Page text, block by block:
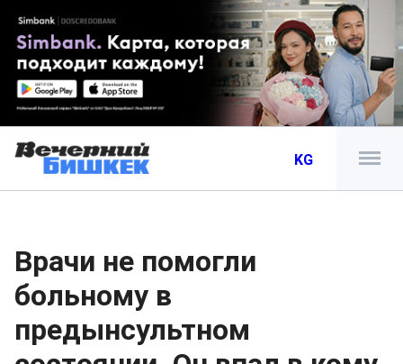
KG
Врачи не помогли
больному в
предынсультном